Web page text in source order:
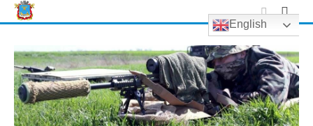
Skip
to
English